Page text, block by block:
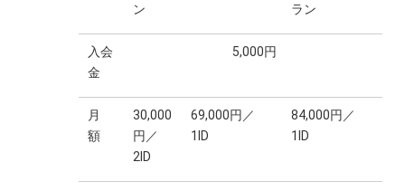
ン
ラン
入会
金
5,000円
月
額
30,000
円／
2ID
69,000円／
1ID
84,000円／
1ID